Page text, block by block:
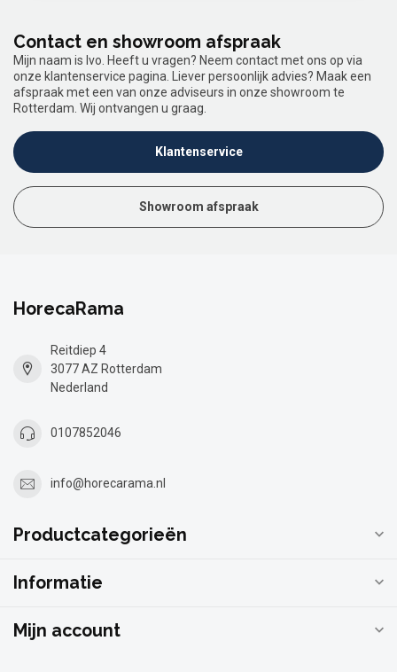
Contact en showroom afspraak
Mijn naam is Ivo. Heeft u vragen? Neem contact met ons op via
onze klantenservice pagina. Liever persoonlijk advies? Maak een
afspraak met een van onze adviseurs in onze showroom te
Rotterdam. Wij ontvangen u graag.
Klantenservice
Showroom afspraak
HorecaRama
Reitdiep 4
3077 AZ Rotterdam
Nederland
0107852046
info@horecarama.nl
Productcategorieën
Informatie
Mijn account